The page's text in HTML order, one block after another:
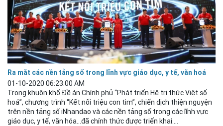
Ra mắt các nền tảng số trong lĩnh vực giáo dục, y tế, văn hoá​
01-10-2020 06:23:00 AM
Trong khuôn khổ Đề án Chính phủ “Phát triển Hệ tri thức Việt số
hoá”, chương trình “Kết nối triệu con tim”, chiến dịch thiện nguyện
trên nền tảng số iNhandao và các nền tảng số trong các lĩnh vực
giáo dục, y tế, văn hóa…đã chính thức được triển khai....